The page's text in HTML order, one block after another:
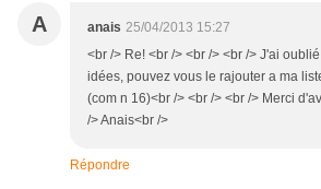
A anais 25/04/2013 15:27
<br /> Re! <br /> <br /> <br /> J'ai
idées, pouvez vous le rajouter a ma
(com n 16)<br /> <br /> <br /> Merci
/> Anais<br />
Répondre